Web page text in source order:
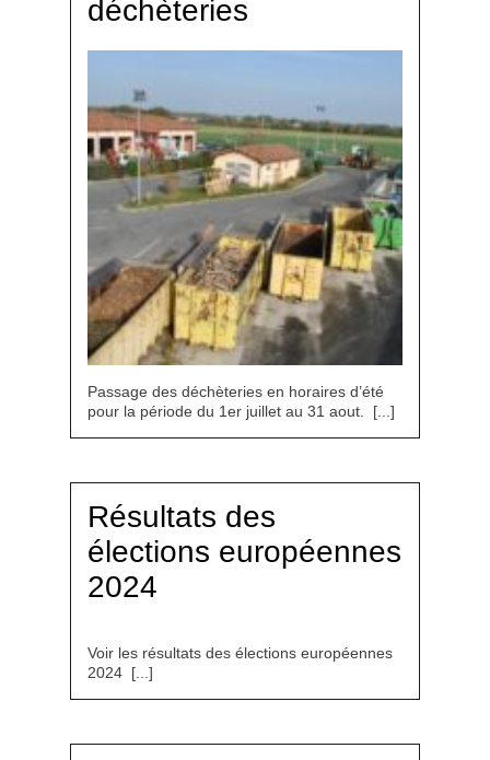
déchèteries
Passage des déchèteries en horaires d’été
pour la période du 1er juillet au 31 aout. [...]
Résultats des
élections européennes
2024
Voir les résultats des élections européennes
2024 [...]